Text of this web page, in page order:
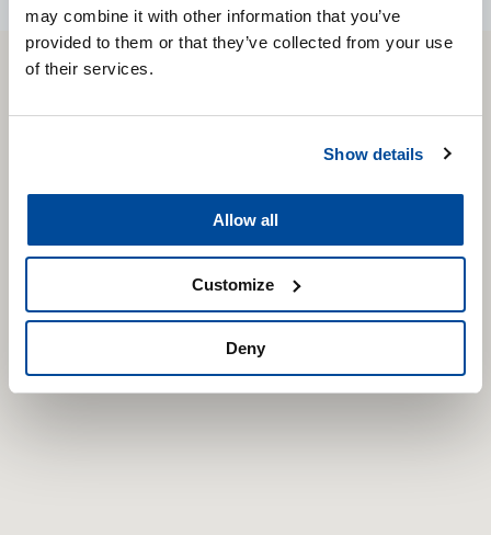
may combine it with other information that you’ve
provided to them or that they’ve collected from your use
of their services.
Show details
Allow all
Customize
Deny
WORLD